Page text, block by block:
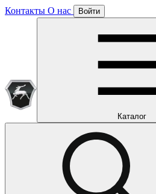
Контакты О нас Войти
Каталог
Подписка уже